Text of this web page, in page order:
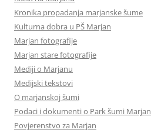
Kronika propadanja marjanske šume
Kulturna dobra u PŠ Marjan
Marjan fotografije
Marjan stare fotografije
Mediji o Marjanu
Medijski tekstovi
O marjanskoj šumi
Podaci i dokumenti o Park šumi Marjan
Povjerenstvo za Marjan